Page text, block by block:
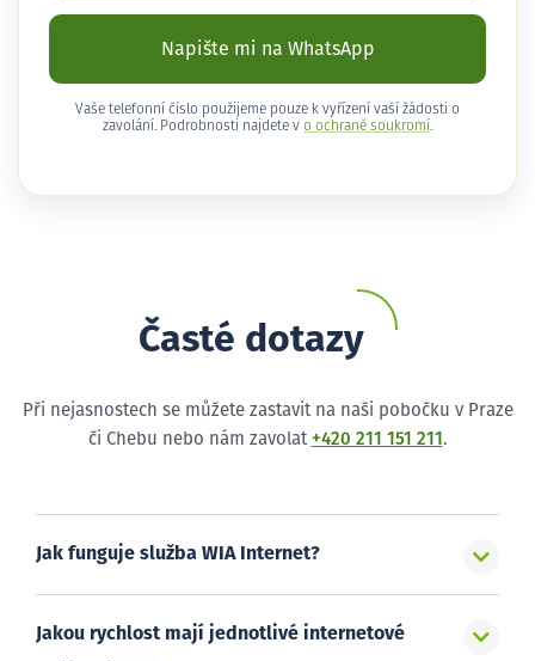
Napište mi na WhatsApp
Vaše telefonní číslo použijeme pouze k vyřízení vaší žádosti o
zavolání. Podrobnosti najdete v o ochraně soukromí .
Časté dotazy
Při nejasnostech se můžete zastavit na naši pobočku v Praze
či Chebu nebo nám zavolat +420 211 151 211 .
Jak funguje služba WIA Internet?
Jakou rychlost mají jednotlivé internetové